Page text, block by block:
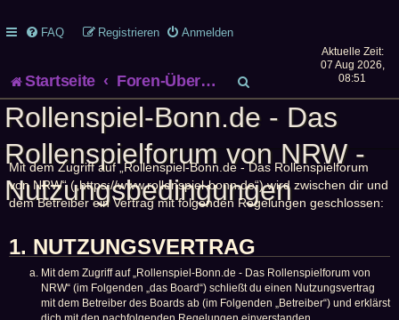
FAQ Anmelden
Registrieren
Startseite Foren-Übersicht
u
c
h
e
Aktuelle Zeit:
07 Aug 2026,
08:51
Rollenspiel-Bonn.de - Das
Rollenspielforum von NRW -
Nutzungsbedingungen
Mit dem Zugriff auf „Rollenspiel-Bonn.de - Das Rollenspielforum
von NRW“ („https://www.rollenspiel-bonn.de“) wird zwischen dir und
dem Betreiber ein Vertrag mit folgenden Regelungen geschlossen:
1. NUTZUNGSVERTRAG
Mit dem Zugriff auf „Rollenspiel-Bonn.de - Das Rollenspielforum von
NRW“ (im Folgenden „das Board“) schließt du einen Nutzungsvertrag
mit dem Betreiber des Boards ab (im Folgenden „Betreiber“) und erklärst